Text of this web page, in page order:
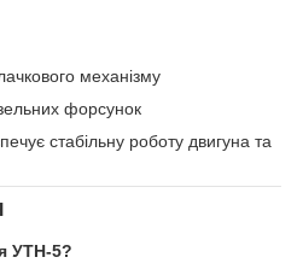
механізму
форсунок
стабільну роботу двигуна та
УТН-5?